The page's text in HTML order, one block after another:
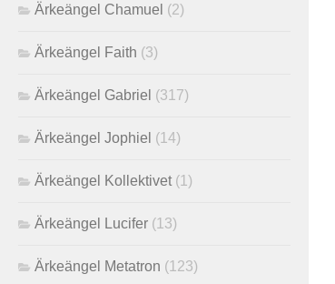
Ärkeängel Chamuel (2)
Ärkeängel Faith (3)
Ärkeängel Gabriel (317)
Ärkeängel Jophiel (14)
Ärkeängel Kollektivet (1)
Ärkeängel Lucifer (13)
Ärkeängel Metatron (123)